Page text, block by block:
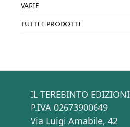
VARIE
TUTTI I PRODOTTI
IL TEREBINTO EDIZIONI
P.IVA 02673900649
Via Luigi Amabile, 42